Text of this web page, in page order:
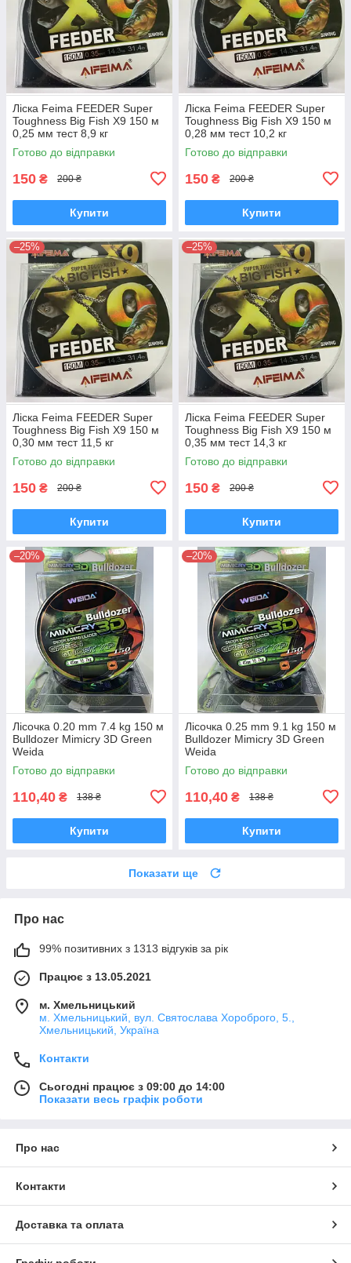
Ліска Feima FEEDER Super
Toughness Big Fish X9 150 м
0,25 мм тест 8,9 кг
Готово до відправки
150 ₴ 200 ₴
Купити
Ліска Feima FEEDER Super
Toughness Big Fish X9 150 м
0,28 мм тест 10,2 кг
Готово до відправки
150 ₴ 200 ₴
Купити
–25%
Ліска Feima FEEDER Super
Toughness Big Fish X9 150 м
0,30 мм тест 11,5 кг
Готово до відправки
150 ₴ 200 ₴
Купити
–25%
Ліска Feima FEEDER Super
Toughness Big Fish X9 150 м
0,35 мм тест 14,3 кг
Готово до відправки
150 ₴ 200 ₴
Купити
–20%
Лісочка 0.20 mm 7.4 kg 150 м
Bulldozer Mimicry 3D Green
Weida
Готово до відправки
110,40 ₴ 138 ₴
Купити
–20%
Лісочка 0.25 mm 9.1 kg 150 м
Bulldozer Mimicry 3D Green
Weida
Готово до відправки
110,40 ₴ 138 ₴
Купити
Показати ще
Про нас
99% позитивних з 1313 відгуків за рік
Працює з 13.05.2021
м. Хмельницький
м. Хмельницький, вул. Святослава Хороброго, 5.,
Хмельницький, Україна
Контакти
Сьогодні працює з 09:00 до 14:00
Показати весь графік роботи
Про нас
Контакти
Доставка та оплата